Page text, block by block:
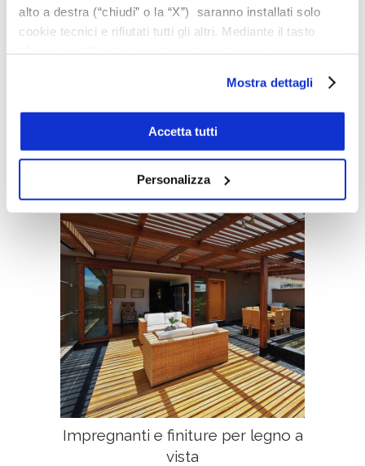
alto a destra (“chiudi” o la “X”) saranno installati solo
cookie tecnici e rifiutati tutti gli altri. Mediante il tasto
conoscere le caratteristiche dei vari cookie utilizzati si
invita a pendere visionecookie policy. In qualsiasi
momento è possibile modificare o revocare i consensi
prestati cliccando su “Personalizza” (anche dopo la tua
Mostra dettagli
Accetta tutti
Personalizza
Pitture lavabili e traspiranti
Impregnanti e finiture per legno a
vista